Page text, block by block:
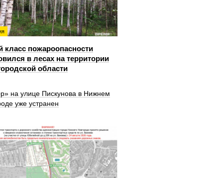
класс пожароопасности
в лесах на территории
области
на улице Пискунова в Нижнем
уже устранен